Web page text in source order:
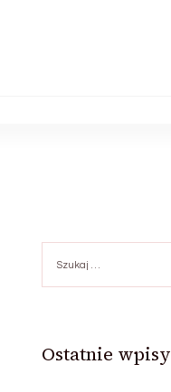
Ostatnie wpisy